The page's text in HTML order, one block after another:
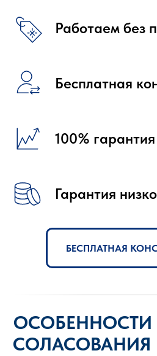
Работаем без
Бесплатная
100%
Гарантия
БЕСПЛАТНАЯ